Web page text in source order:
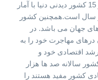
طبیعی و تفریحی فراوان، کانادا جزو 15 کشور دیدنی دنیا با آمار
نفر در سال است.همچنین کشور
های جهان می باشد. در
مهاجرت خود را به
رشد اقتصادی خود و
سالانه صد ها هزار
کشور مفید هستند را